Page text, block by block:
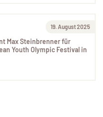
19. August 2025
Max Steinbrenner für
Youth Olympic Festival in